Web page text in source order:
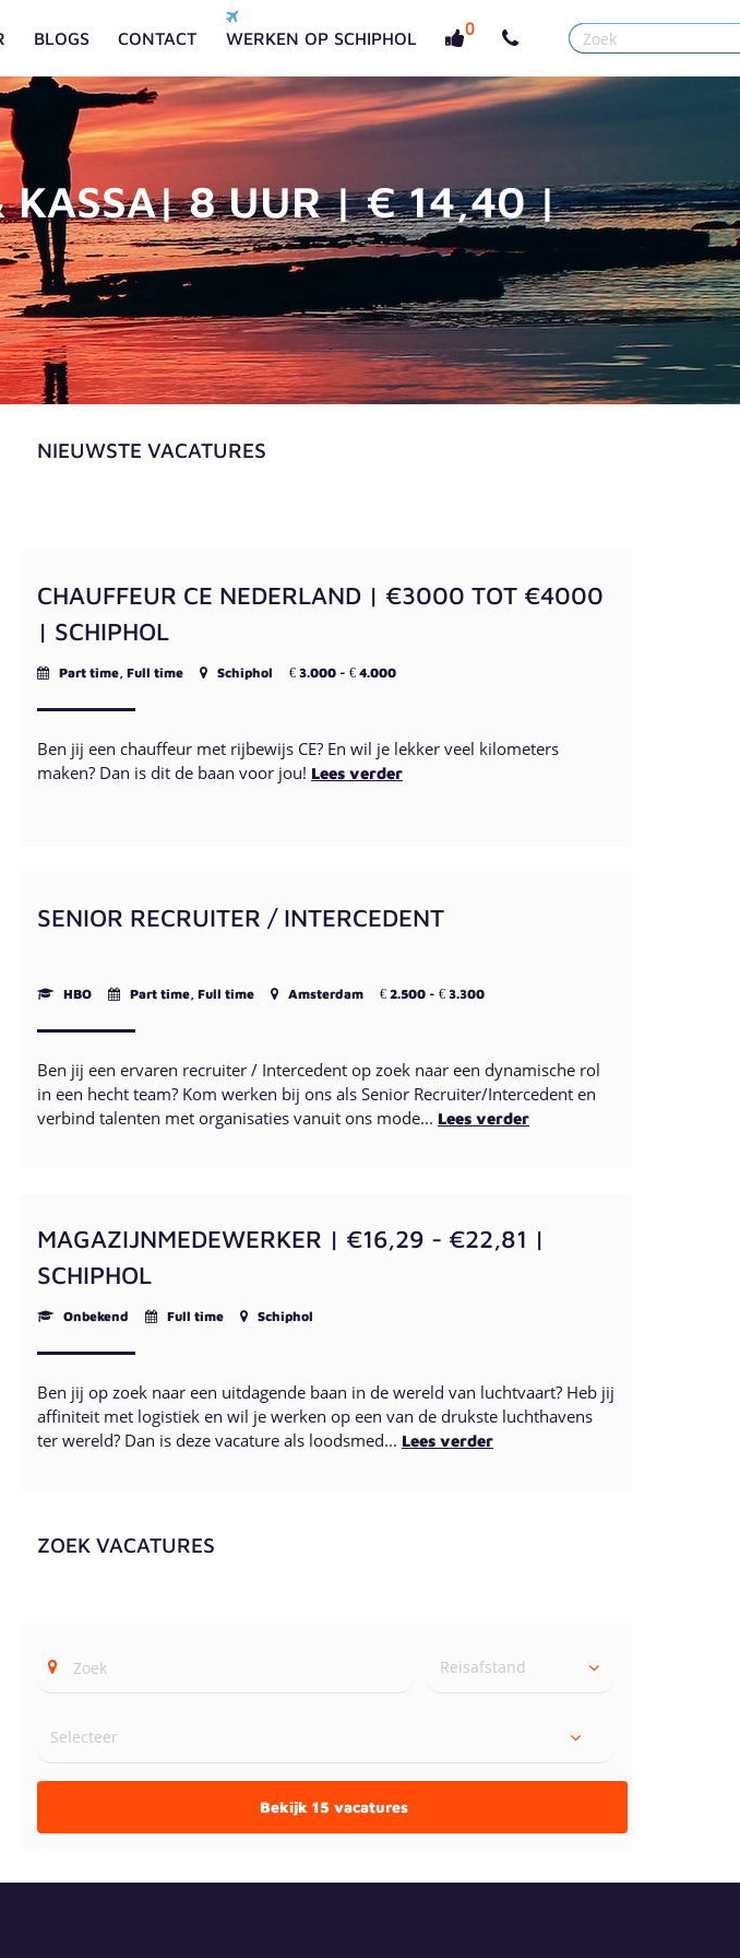
BLOGS CONTACT WERKEN OP SCHIPHOL 0
KASSA| 8 UUR | € 14,40 |
NIEUWSTE VACATURES
CHAUFFEUR CE NEDERLAND | €3000 TOT €4000
| SCHIPHOL
Part time, Full time Schiphol € 3.000 - € 4.000
Ben jij een chauffeur met rijbewijs CE? En wil je lekker veel kilometers
maken? Dan is dit de baan voor jou! Lees verder
SENIOR RECRUITER / INTERCEDENT
HBO Part time, Full time Amsterdam € 2.500 - € 3.300
Ben jij een ervaren recruiter / Intercedent op zoek naar een dynamische rol
in een hecht team? Kom werken bij ons als Senior Recruiter/Intercedent en
verbind talenten met organisaties vanuit ons mode... Lees verder
MAGAZIJNMEDEWERKER | €16,29 - €22,81 |
SCHIPHOL
Onbekend Full time Schiphol
Ben jij op zoek naar een uitdagende baan in de wereld van luchtvaart? Heb jij
affiniteit met logistiek en wil je werken op een van de drukste luchthavens
ter wereld? Dan is deze vacature als loodsmed... Lees verder
ZOEK VACATURES
Reisafstand
Bekijk 15 vacatures